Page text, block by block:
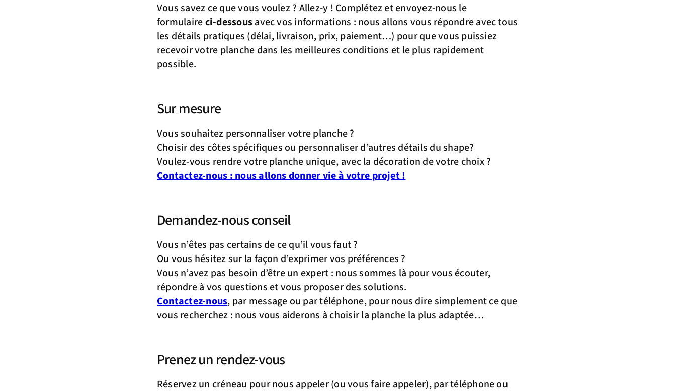
Vous savez ce que vous voulez ? Allez-y ! Complétez et envoyez-nous le
formulaireci-dessousavec vos informations : nous allons vous répondre avec tous
les détails pratiques (délai, livraison, prix, paiement…) pour que vous puissiez
recevoir votre planche dans les meilleures conditions et le plus rapidement
possible.
Sur mesure
Vous souhaitez personnaliser votre planche ?
Choisir des côtes spécifiques ou personnaliser d’autres détails du shape?
Voulez-vous rendre votre planche unique, avec la décoration de votre choix ?
Contactez-nous : nous allons donner vie à votre projet !
Demandez-nous conseil
Vous n’êtes pas certains de ce qu’il vous faut ?
Ou vous hésitez sur la façon d’exprimer vos préférences ?
Vous n’avez pas besoin d’être un expert : nous sommes là pour vous écouter,
répondre à vos questions et vous proposer des solutions.
Contactez-nous, par message ou par téléphone, pour nous dire simplement ce que
vous recherchez : nous vous aiderons à choisir la planche la plus adaptée…
Prenez un rendez-vous
Réservez un créneau pour nous appeler (ou vous faire appeler), par téléphone ou